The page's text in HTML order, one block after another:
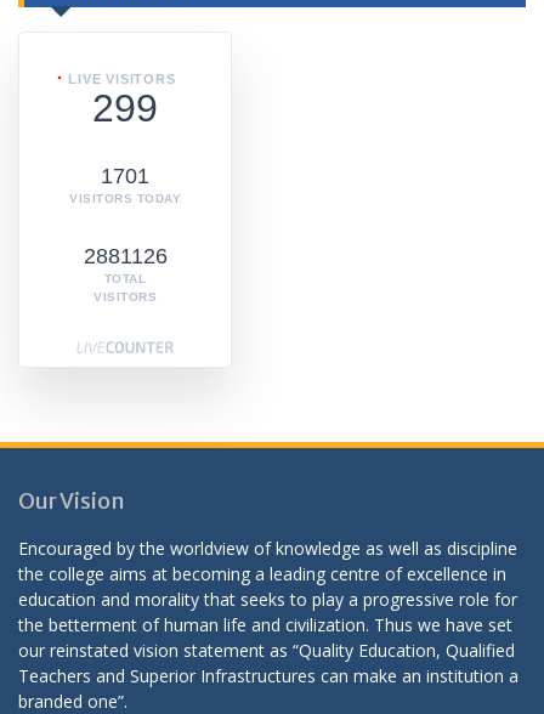
LIVE VISITORS
299
1701
VISITORS TODAY
2881126
TOTAL
VISITORS
Our Vision
Encouraged by the worldview of knowledge as well as discipline
the college aims at becoming a leading centre of excellence in
education and morality that seeks to play a progressive role for
the betterment of human life and civilization. Thus we have set
our reinstated vision statement as “Quality Education, Qualified
Teachers and Superior Infrastructures can make an institution a
branded one”.